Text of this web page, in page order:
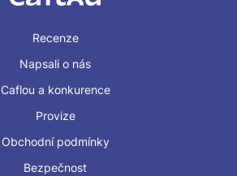
Recenze
Napsali o nás
Caflou a konkurence
Provize
Obchodní podmínky
Bezpečnost